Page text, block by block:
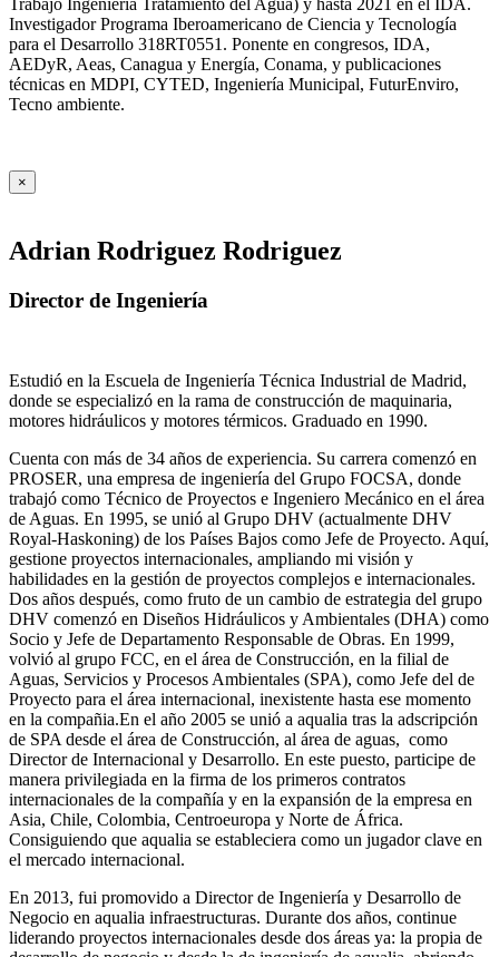
Investigador Programa Iberoamericano de Ciencia y Tecnología
para el Desarrollo 318RT0551. Ponente en congresos, IDA,
AEDyR, Aeas, Canagua y Energía, Conama, y publicaciones
técnicas en MDPI, CYTED, Ingeniería Municipal, FuturEnviro,
Tecno ambiente.
×
Adrian Rodriguez Rodriguez
Director de Ingeniería
Estudió en la Escuela de Ingeniería Técnica Industrial de Madrid,
donde se especializó en la rama de construcción de maquinaria,
motores hidráulicos y motores térmicos. Graduado en 1990.
Cuenta con más de 34 años de experiencia. Su carrera comenzó en
PROSER, una empresa de ingeniería del Grupo FOCSA, donde
trabajó como Técnico de Proyectos e Ingeniero Mecánico en el área
de Aguas. En 1995, se unió al Grupo DHV (actualmente DHV
Royal-Haskoning) de los Países Bajos como Jefe de Proyecto. Aquí,
gestione proyectos internacionales, ampliando mi visión y
habilidades en la gestión de proyectos complejos e internacionales.
Dos años después, como fruto de un cambio de estrategia del grupo
DHV comenzó en Diseños Hidráulicos y Ambientales (DHA) como
Socio y Jefe de Departamento Responsable de Obras. En 1999,
volvió al grupo FCC, en el área de Construcción, en la filial de
Aguas, Servicios y Procesos Ambientales (SPA), como Jefe del de
Proyecto para el área internacional, inexistente hasta ese momento
en la compañia.En el año 2005 se unió a aqualia tras la adscripción
de SPA desde el área de Construcción, al área de aguas, como
Director de Internacional y Desarrollo. En este puesto, participe de
manera privilegiada en la firma de los primeros contratos
internacionales de la compañía y en la expansión de la empresa en
Asia, Chile, Colombia, Centroeuropa y Norte de África.
Consiguiendo que aqualia se estableciera como un jugador clave en
el mercado internacional.
En 2013, fui promovido a Director de Ingeniería y Desarrollo de
Negocio en aqualia infraestructuras. Durante dos años, continue
liderando proyectos internacionales desde dos áreas ya: la propia de